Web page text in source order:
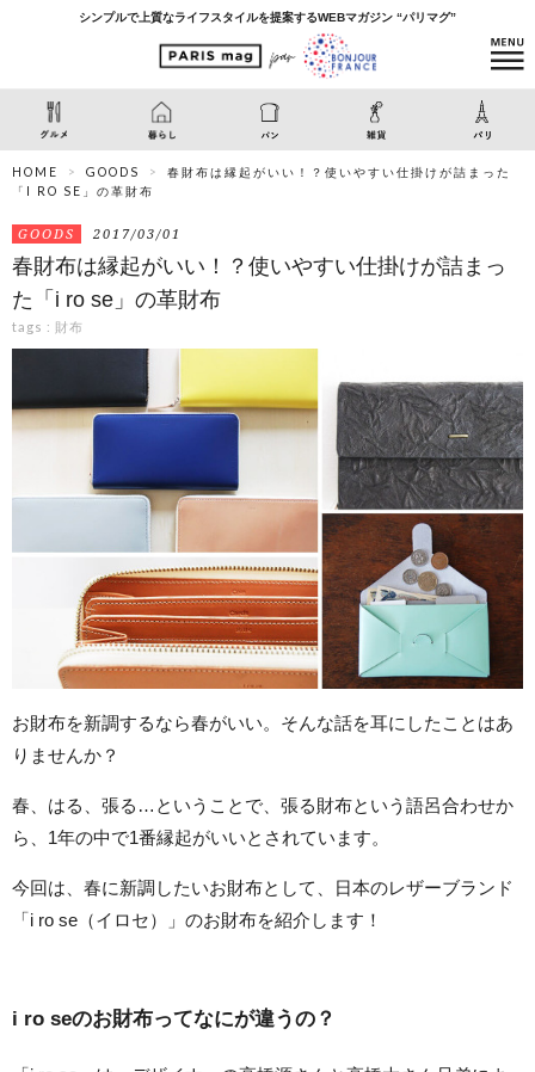
シンプルで上質なライフスタイルを提案するWEBマガジン “パリマグ”
HOME GOODS
春財布は縁起がいい！？使いやすい仕掛けが詰まった
「I RO SE」の革財布
GOODS 2017/03/01
春財布は縁起がいい！？使いやすい仕掛けが詰まっ
た「i ro se」の革財布
tags : 財布
お財布を新調するなら春がいい。そんな話を耳にしたことはあ
りませんか？
春、はる、張る…ということで、張る財布という語呂合わせか
ら、1年の中で1番縁起がいいとされています。
今回は、春に新調したいお財布として、日本のレザーブランド
「i ro se（イロセ）」のお財布を紹介します！
i ro seのお財布ってなにが違うの？